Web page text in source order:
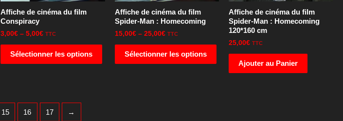
Affiche de cinéma du film
Conspiracy
3,00€ –5,00€ TTC
Sélectionner les options
Affiche de cinéma du film
Spider-Man : Homecoming
15,00€– 25,00€ TTC
Sélectionner les options
Affiche de cinéma du film
Spider-Man : Homecoming
120*160 cm
25,00€ TTC
Ajouter au Panier
15 16 17 →